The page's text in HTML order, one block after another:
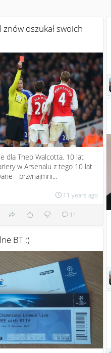
znów oszukał swoich
dla Theo Walcotta. 10 lat
w Arsenalu z tego 10 lat
- przynajmni...
11 years ago
11
BT :)